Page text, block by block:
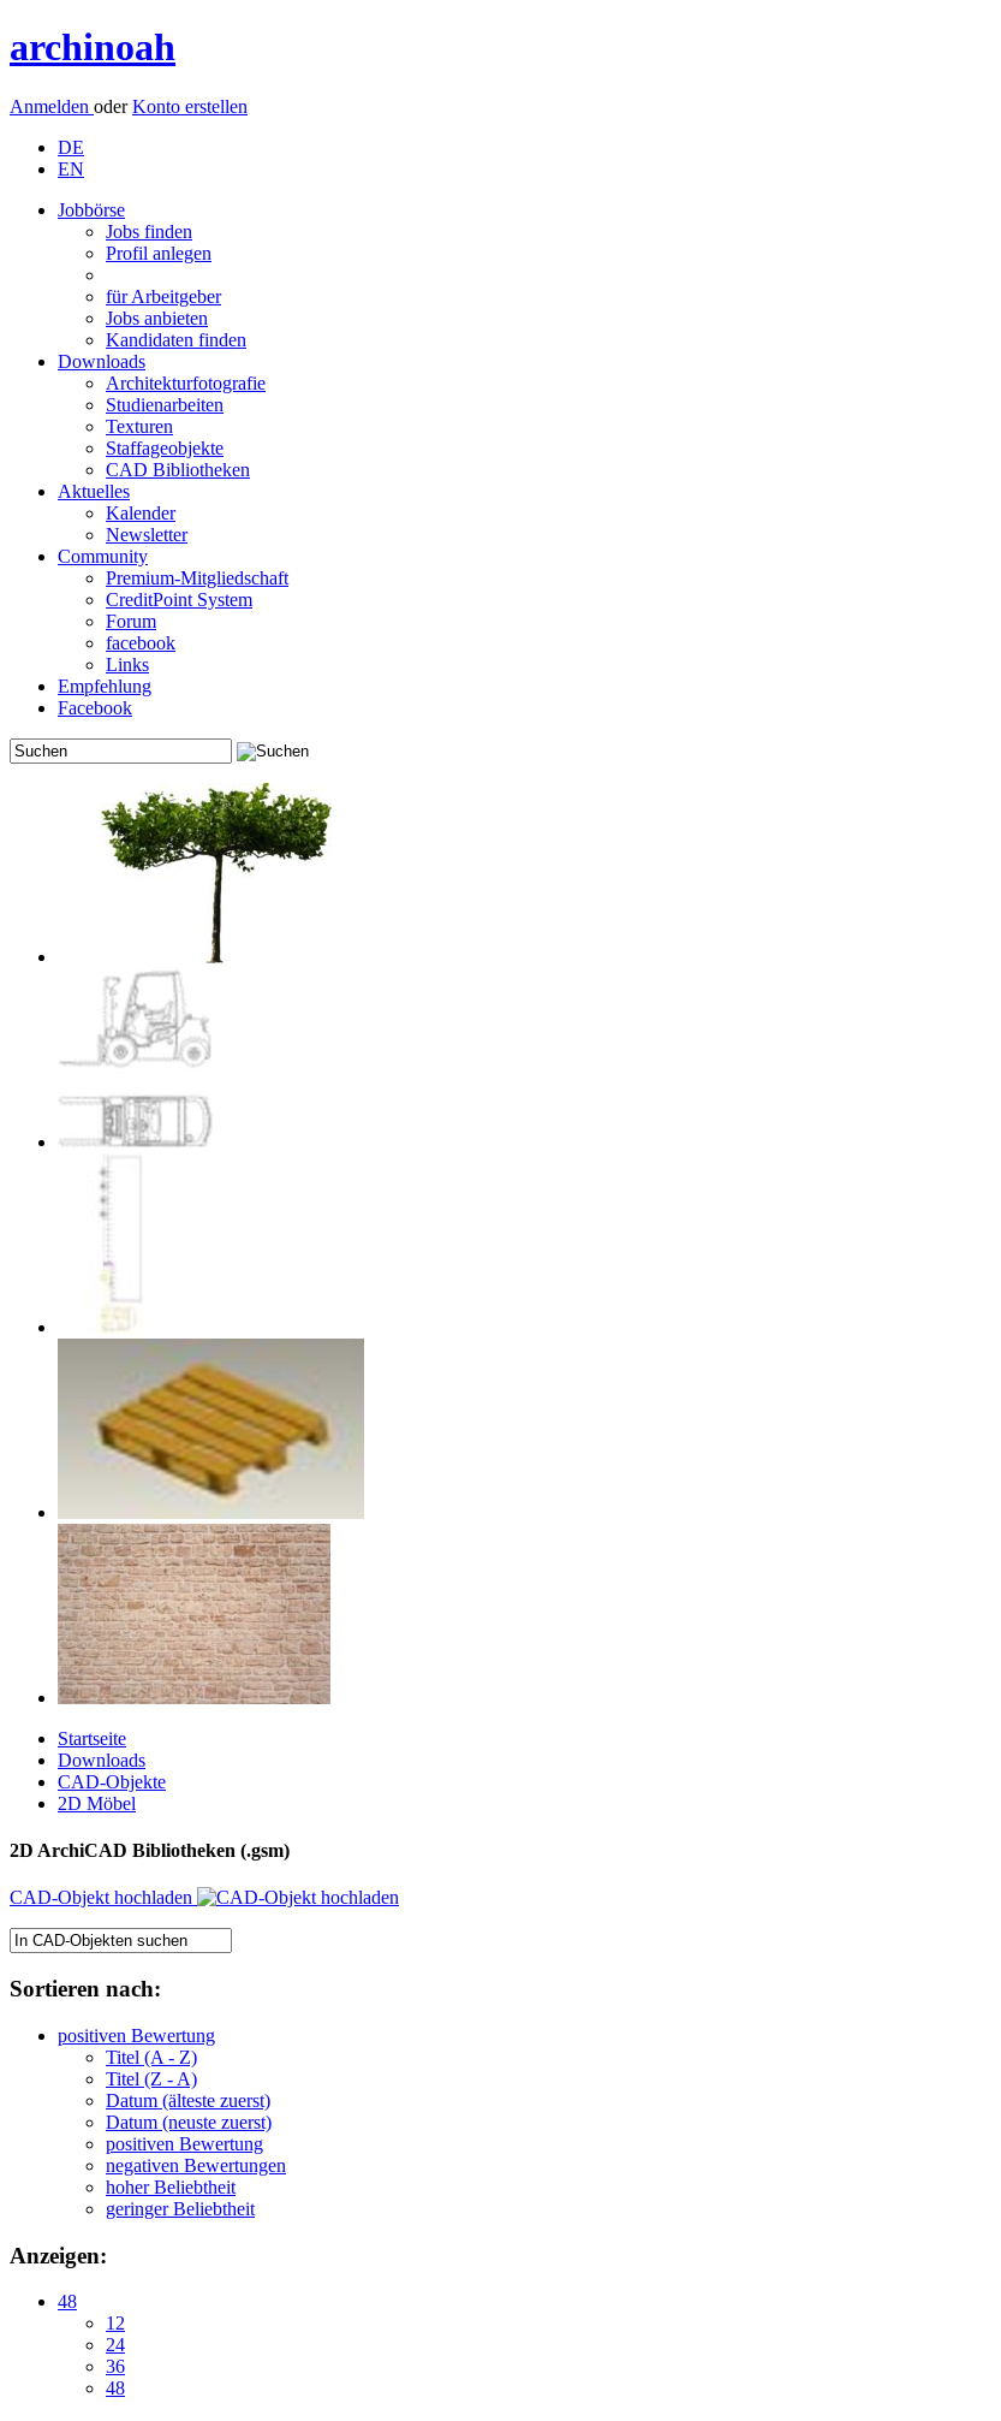
archinoah
Anmelden oderKonto erstellen
DE
EN
Jobbörse
Jobs finden
Profil anlegen
für Arbeitgeber
Jobs anbieten
Kandidaten finden
Downloads
Architekturfotografie
Studienarbeiten
Texturen
Staffageobjekte
CAD Bibliotheken
Aktuelles
Kalender
Newsletter
Community
Premium-Mitgliedschaft
CreditPoint System
Forum
facebook
Links
Empfehlung
Facebook
Startseite
Downloads
CAD-Objekte
2D Möbel
2D ArchiCAD Bibliotheken (.gsm)
CAD-Objekt hochladen
Sortieren nach:
positiven Bewertung
Titel (A - Z)
Titel (Z - A)
Datum (älteste zuerst)
Datum (neuste zuerst)
positiven Bewertung
negativen Bewertungen
hoher Beliebtheit
geringer Beliebtheit
Anzeigen:
48
12
24
36
48